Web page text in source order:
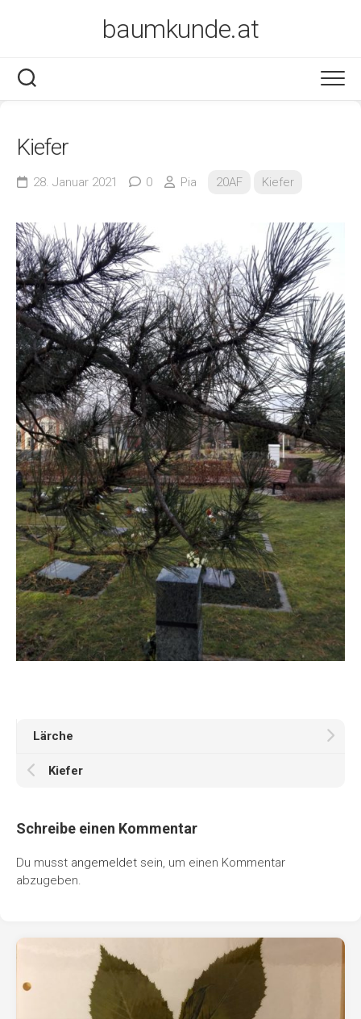
baumkunde.at
Kiefer
28. Januar 2021 0 Pia 20AF Kiefer
Lärche
Kiefer
Schreibe einen Kommentar
Du musst angemeldet sein, um einen Kommentar
abzugeben.